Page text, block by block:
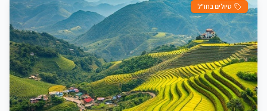
טיולים בחו"ל